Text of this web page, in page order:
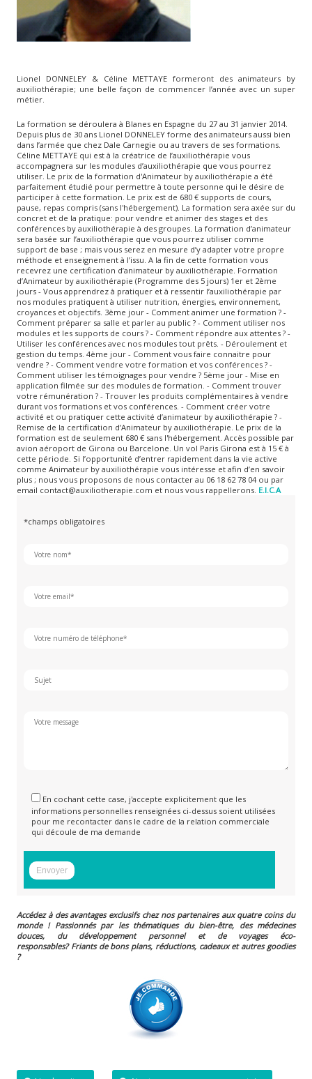
Lionel DONNELEY & Céline METTAYE formeront des animateurs by
auxiliothérapie; une belle façon de commencer l’année avec un super
métier.
La formation se déroulera à Blanes en Espagne du 27 au 31 janvier 2014.
Depuis plus de 30 ans Lionel DONNELEY forme des animateurs aussi bien
dans l’armée que chez Dale Carnegie ou au travers de ses formations.
Céline METTAYE qui est à la créatrice de l’auxiliothérapie vous
accompagnera sur les modules d’auxiliothérapie que vous pourrez
utiliser. Le prix de la formation d'Animateur by auxiliothérapie a été
parfaitement étudié pour permettre à toute personne qui le désire de
participer à cette formation. Le prix est de 680 € supports de cours,
pause, repas compris (sans l'hébergement). La formation sera axée sur du
concret et de la pratique: pour vendre et animer des stages et des
conférences by auxiliothérapie à des groupes. La formation d’animateur
sera basée sur l’auxiliothérapie que vous pourrez utiliser comme
support de base ; mais vous serez en mesure d’y adapter votre propre
méthode et enseignement à l’issu. A la fin de cette formation vous
recevrez une certification d’animateur by auxiliothérapie. Formation
d’Animateur by auxiliothérapie (Programme des 5 jours) 1er et 2ème
jours - Vous apprendrez à pratiquer et à ressentir l’auxiliothérapie par
nos modules pratiquent à utiliser nutrition, énergies, environnement,
croyances et objectifs. 3ème jour - Comment animer une formation ? -
Comment préparer sa salle et parler au public ? - Comment utiliser nos
modules et les supports de cours ? - Comment répondre aux attentes ? -
Utiliser les conférences avec nos modules tout prêts. - Déroulement et
gestion du temps. 4ème jour - Comment vous faire connaitre pour
vendre ? - Comment vendre votre formation et vos conférences ? -
Comment utiliser les témoignages pour vendre ? 5ème jour - Mise en
application filmée sur des modules de formation. - Comment trouver
votre rémunération ? - Trouver les produits complémentaires à vendre
durant vos formations et vos conférences. - Comment créer votre
activité et ou pratiquer cette activité d’animateur by auxiliothérapie ? -
Remise de la certification d’Animateur by auxiliothérapie. Le prix de la
formation est de seulement 680 € sans l'hébergement. Accès possible par
avion aéroport de Girona ou Barcelone. Un vol Paris Girona est à 15 € à
cette période. Si l’opportunité d’entrer rapidement dans la vie active
comme Animateur by auxiliothérapie vous intéresse et afin d’en savoir
plus ; nous vous proposons de nous contacter au 06 18 62 78 04 ou par
email contact@auxiliotherapie.com et nous vous rappellerons. E.I.C.A
*champs obligatoires
En cochant cette case, j'accepte explicitement que les
informations personnelles renseignées ci-dessus soient utilisées
pour me recontacter dans le cadre de la relation commerciale
qui découle de ma demande
Accédez à des avantages exclusifs chez nos partenaires aux quatre coins du
monde ! Passionnés par les thématiques du bien-être, des médecines
douces, du développement personnel et de voyages éco-
responsables? Friants de bons plans, réductions, cadeaux et autres goodies
?